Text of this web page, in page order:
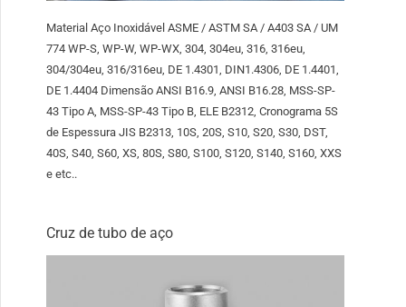
Material Aço Inoxidável ASME / ASTM SA / A403 SA / UM
774 WP-S, WP-W, WP-WX, 304, 304eu, 316, 316eu,
304/304eu, 316/316eu, DE 1.4301, DIN1.4306, DE 1.4401,
DE 1.4404 Dimensão ANSI B16.9, ANSI B16.28, MSS-SP-
43 Tipo A, MSS-SP-43 Tipo B, ELE B2312, Cronograma 5S
de Espessura JIS B2313, 10S, 20S, S10, S20, S30, DST,
40S, S40, S60, XS, 80S, S80, S100, S120, S140, S160, XXS
e etc..
Cruz de tubo de aço